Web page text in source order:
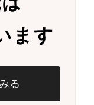
ます
る